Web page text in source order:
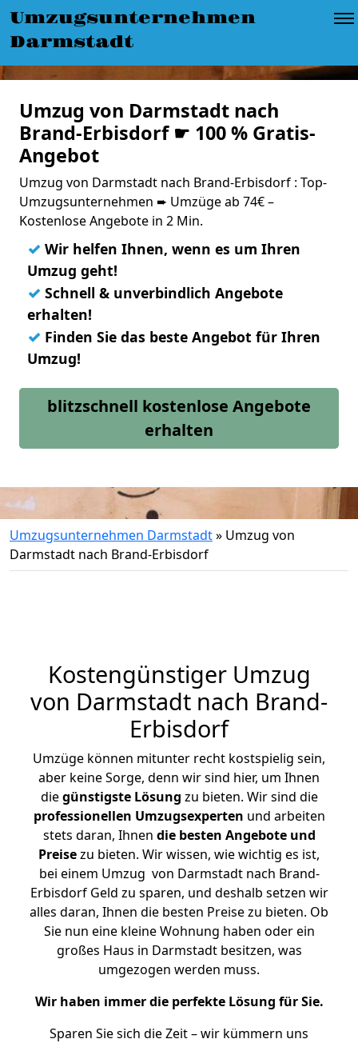
Umzugsunternehmen
Darmstadt
Umzug von Darmstadt nach
Brand-Erbisdorf ☛ 100 % Gratis-
Angebot
Umzug von Darmstadt nach Brand-Erbisdorf : Top-
Umzugsunternehmen ➨ Umzüge ab 74€ –
Kostenlose Angebote in 2 Min.
✓ Wir helfen Ihnen, wenn es um Ihren
Umzug geht!
✓ Schnell & unverbindlich Angebote
erhalten!
✓ Finden Sie das beste Angebot für Ihren
Umzug!
blitzschnell kostenlose Angebote
erhalten
Umzugsunternehmen Darmstadt» Umzug von
Darmstadt nach Brand-Erbisdorf
Kostengünstiger Umzug
von Darmstadt nach Brand-
Erbisdorf
Umzüge können mitunter recht kostspielig sein,
aber keine Sorge, denn wir sind hier, um Ihnen
diegünstigste Lösung zu bieten. Wir sind die
professionellen Umzugsexperten und arbeiten
stets daran, Ihnen die besten Angebote und
Preisezu bieten. Wir wissen, wie wichtig es ist,
bei einem Umzug von Darmstadt nach Brand-
Erbisdorf Geld zu sparen, und deshalb setzen wir
alles daran, Ihnen die besten Preise zu bieten. Ob
Sie nun eine kleine Wohnung haben oder ein
großes Haus in Darmstadt besitzen, was
umgezogen werden muss.
Wir haben immer die perfekte Lösung für Sie.
Sparen Sie sich die Zeit – wir kümmern uns